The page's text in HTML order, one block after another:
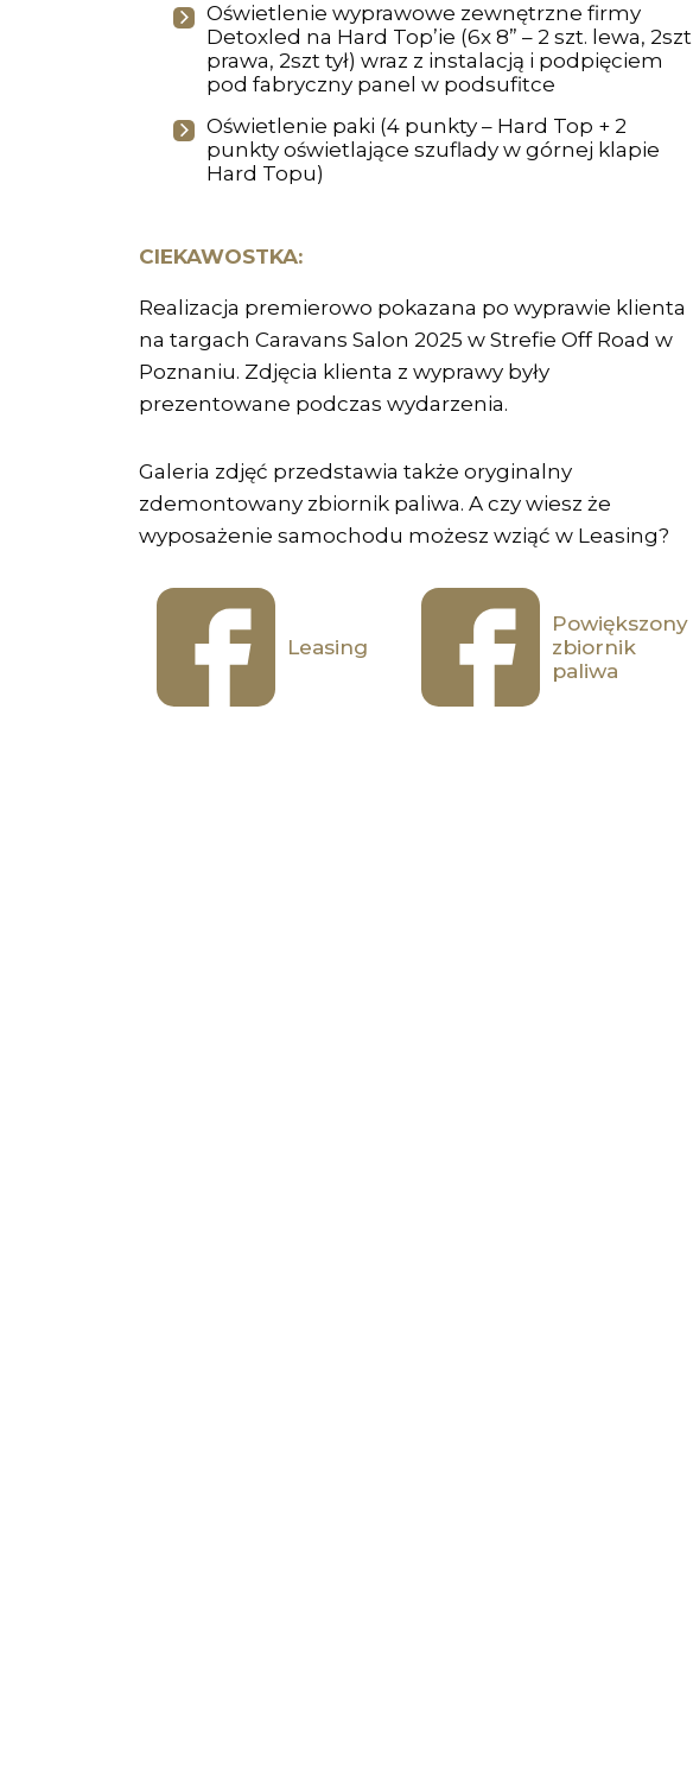
Oświetlenie wyprawowe zewnętrzne firmy
Detoxled na Hard Top’ie (6x 8” – 2 szt. lewa, 2szt
prawa, 2szt tył) wraz z instalacją i podpięciem
pod fabryczny panel w podsufitce
Oświetlenie paki (4 punkty – Hard Top + 2
punkty oświetlające szuflady w górnej klapie
Hard Topu)
CIEKAWOSTKA:
Realizacja premierowo pokazana po wyprawie klienta
na targach Caravans Salon 2025 w Strefie Off Road w
Poznaniu. Zdjęcia klienta z wyprawy były
prezentowane podczas wydarzenia.
Galeria zdjęć przedstawia także oryginalny
zdemontowany zbiornik paliwa. A czy wiesz że
wyposażenie samochodu możesz wziąć w Leasing?
Leasing
Powiększony
zbiornik
paliwa